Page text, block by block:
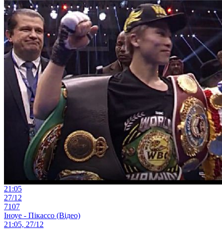
21:05
27/12
7107
Іноуе - Пікассо (Відео)
21:05, 27/12